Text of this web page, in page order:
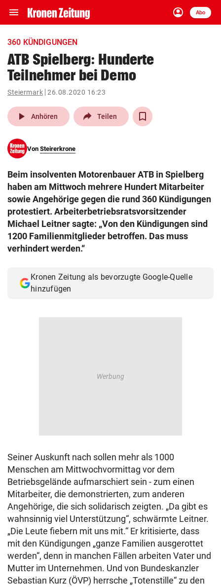
menu Navigation
ein-/ausklappen
account_circle
Anmelden
Abo
close Schließen
account_circle Anmelden
pin_drop
Wien arrow_right
search
eingeben
© Krone Multimedia GmbH & Co KG 2026
Muthgasse 2, 1190 Wien
360 KÜNDIGUNGEN
ATB Spielberg: Hunderte
Teilnehmer bei Demo
Steiermark 26.08.2020 16:23
play_arrow Anhören Teilen
Von Steirerkrone
Beim insolventen Motorenbauer ATB in Spielberg
haben am Mittwoch mehrere Hundert Mitarbeiter
sowie Angehörige gegen die rund 360 Kündigungen
protestiert. Arbeiterbetriebsratsvorsitzender
Michael Leitner sagte: „Von den Kündigungen sind
1200 Familienmitglieder betroffen. Das muss
verhindert werden.“
Kronen Zeitung als bevorzugte Google-Quelle
hinzufügen
Seiner Auskunft nach sollen mehr als 1000
Menschen am Mittwochvormittag vor dem
Betriebsgelände aufmarschiert sein - zum einen
Mitarbeiter, die demonstrierten, zum anderen
Angehörige, die sich solidarisch zeigten. „Da gibt es
wahnsinnig viel Unterstützung“, schwärmte Leitner.
„Die Leute fiebern mit uns mit.“ Er kritisierte, dass
mit den Kündigungen „ganze Familien ausgerottet
werden“, denn in manchen Fällen arbeiten Vater und
Mutter im Unternehmen. Und von Bundeskanzler
Sebastian Kurz (ÖVP) herrsche „Totenstille“ zu den